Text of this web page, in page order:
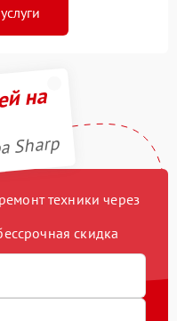
на
Sharp
техники через
скидка